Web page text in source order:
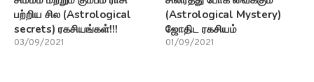
பற்றிய சில (Astrological
secrets) ரகசியங்கள்!!!
03/09/2021
(Astrological Mystery)
ஜோதிட ரகசியம்
01/09/2021